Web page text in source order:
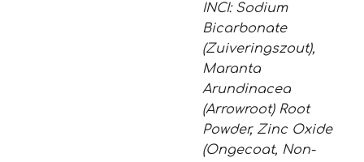
INCI: Sodium
Bicarbonate
(Zuiveringszout),
Maranta
Arundinacea
(Arrowroot) Root
Powder, Zinc Oxide
(Ongecoat, Non-